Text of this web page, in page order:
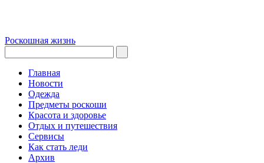
Роскошная жизнь
Главная
Новости
Одежда
Предметы роскоши
Красота и здоровье
Отдых и путешествия
Сервисы
Как стать леди
Архив